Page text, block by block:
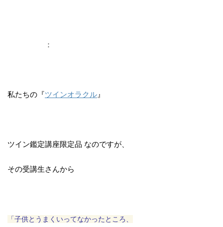
：
私たちの『ツインオラクル 』
ツイン鑑定講座限定品 なのですが、
その受講生さんから
「子供とうまくいってなかったところ、